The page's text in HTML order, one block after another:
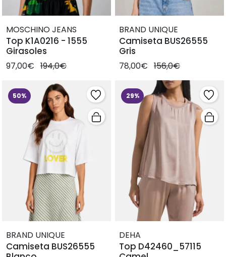
MOSCHINO JEANS
Top K1A0216 - 1555
Girasoles
97,00€ 194,0€
BRAND UNIQUE
Camiseta BUS26555
Gris
78,00€ 156,0€
50%
BRAND UNIQUE
Camiseta BUS26555
29%
DEHA
Top D42460_57115